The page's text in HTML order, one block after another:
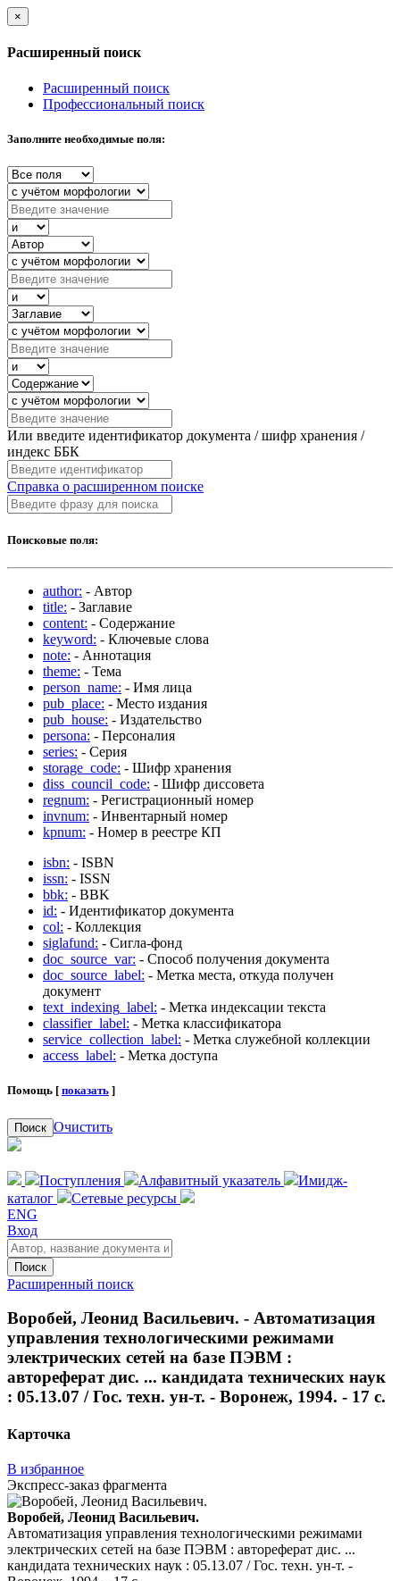
×
Расширенный поиск
Расширенный поиск
Профессиональный поиск
Заполните необходимые поля:
Или введите идентификатор документа / шифр хранения /
индекс ББК
Справка о расширенном поиске
Поисковые поля:
author: - Автор
title: - Заглавие
content: - Содержание
keyword: - Ключевые слова
note: - Аннотация
theme: - Тема
person_name: - Имя лица
pub_place: - Место издания
pub_house: - Издательство
persona: - Персоналия
series: - Серия
storage_code: - Шифр хранения
diss_council_code: - Шифр диссовета
regnum: - Регистрационный номер
invnum: - Инвентарный номер
kpnum: - Номер в реестре КП
isbn: - ISBN
issn: - ISSN
bbk: - BBK
id: - Идентификатор документа
col: - Коллекция
siglafund: - Сигла-фонд
doc_source_var: - Способ получения документа
doc_source_label: - Метка места, откуда получен
документ
text_indexing_label: - Метка индексации текста
classifier_label: - Метка классификатора
service_collection_label: - Метка служебной коллекции
access_label: - Метка доступа
Помощь [ показать ]
Поиск Очистить
Поступления Алфавитный указатель
Имидж-
каталог
Сетевые ресурсы
ENG
Вход
Поиск
Расширенный поиск
Воробей, Леонид Васильевич. - Автоматизация
управления технологическими режимами
электрических сетей на базе ПЭВМ :
автореферат дис. ... кандидата технических наук
: 05.13.07 / Гос. техн. ун-т. - Воронеж, 1994. - 17 с.
Карточка
В избранное
Экспресс-заказ фрагмента
Воробей, Леонид Васильевич.
Автоматизация управления технологическими режимами
электрических сетей на базе ПЭВМ : автореферат дис. ...
кандидата технических наук : 05.13.07 / Гос. техн. ун-т. -